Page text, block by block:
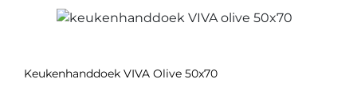
Keukenhanddoek VIVA Olive 50x70